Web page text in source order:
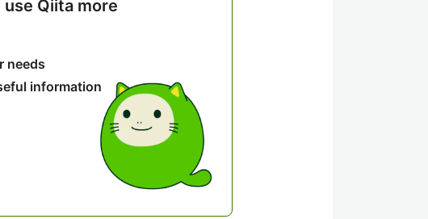
Qiita more
needs
information